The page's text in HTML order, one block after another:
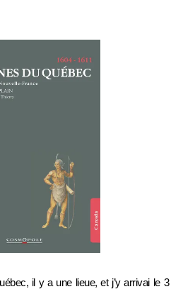
il y a une lieue, et j’y arrivai le 3